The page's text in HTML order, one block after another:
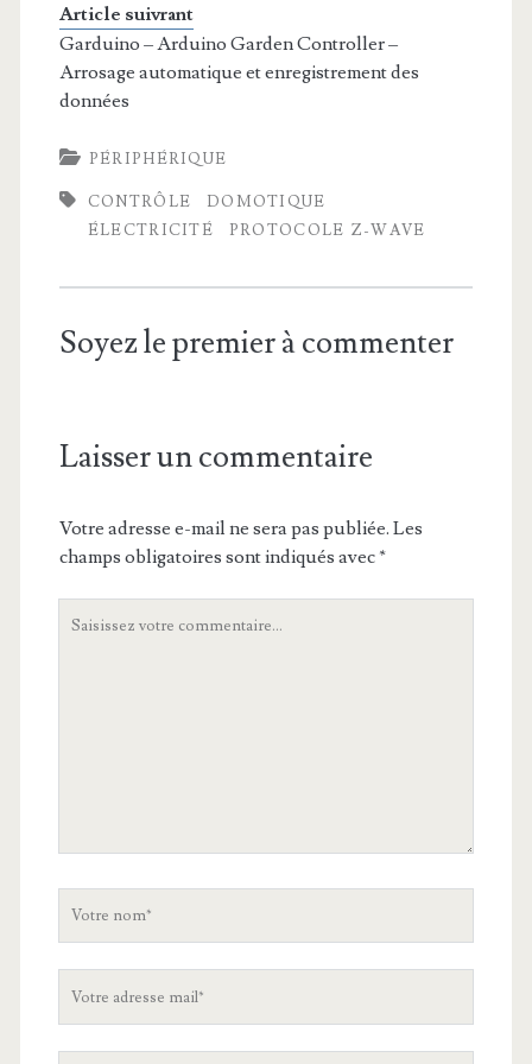
Article suivrant
Garduino – Arduino Garden Controller –
Arrosage automatique et enregistrement des
données
PÉRIPHÉRIQUE
CONTRÔLE
DOMOTIQUE
ÉLECTRICITÉ
PROTOCOLE Z-WAVE
Soyez le premier à commenter
Laisser un commentaire
Votre adresse e-mail ne sera pas publiée. Les
champs obligatoires sont indiqués avec*